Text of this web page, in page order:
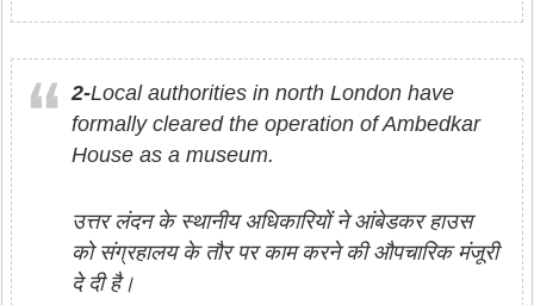
2-Local authorities in north London have
formally cleared the operation of Ambedkar
House as a museum.
उत्तर लंदन के स्थानीय अधिकारियों ने आंबेडकर हाउस
को संग्रहालय के तौर पर काम करने की औपचारिक मंजूरी
दे दी है।